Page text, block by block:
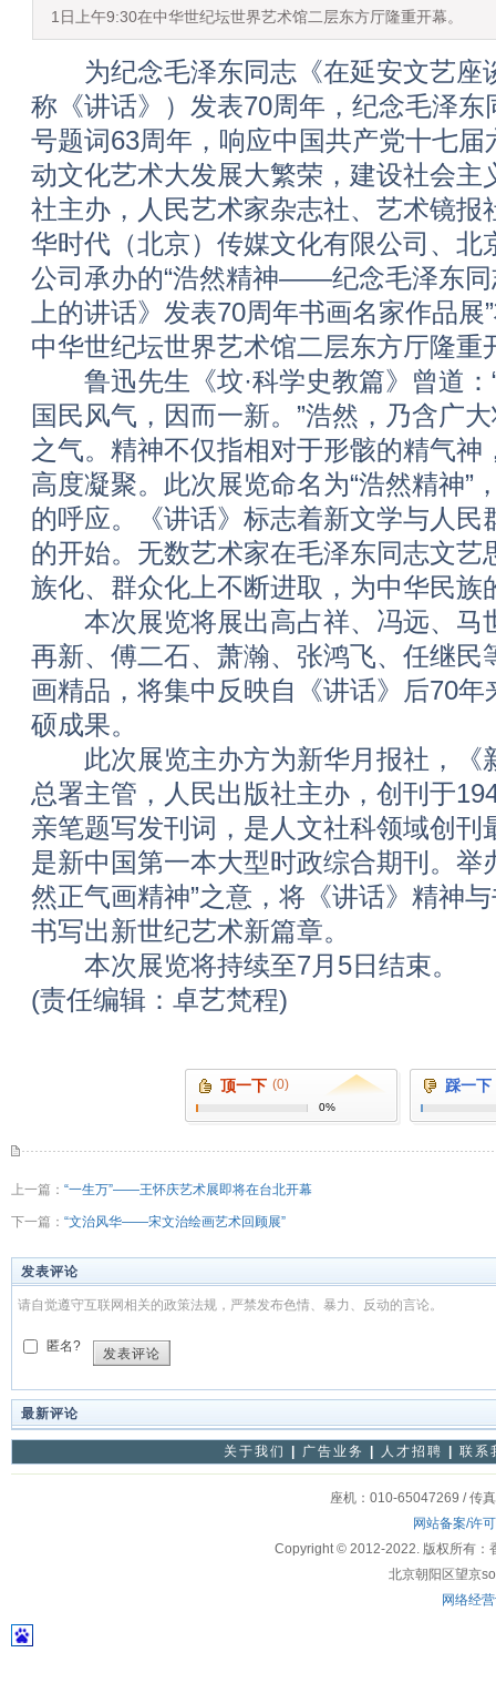
1日上午9:30在中华世纪坛世界艺术馆二层东方厅隆重开幕。
为纪念毛泽东同志《在延安文艺座
称《讲话》）发表70周年，纪念毛泽
号题词63周年，响应中国共产党十七
动文化艺术大发展大繁荣，建设社会主
社主办，人民艺术家杂志社、艺术镜报
华时代（北京）传媒文化有限公司、北
公司承办的“浩然精神——纪念毛泽东
上的讲话》发表70周年书画名家作品
中华世纪坛世界艺术馆二层东方厅隆重
鲁迅先生《坟·科学史教篇》曾道：
国民风气，因而一新。”浩然，乃含广
之气。精神不仅指相对于形骸的精气神
高度凝聚。此次展览命名为“浩然精神”
的呼应。《讲话》标志着新文学与人民
的开始。无数艺术家在毛泽东同志文艺
族化、群众化上不断进取，为中华民族
本次展览将展出高占祥、冯远、马
再新、傅二石、萧瀚、张鸿飞、任继民
画精品，将集中反映自《讲话》后70
硕成果。
此次展览主办方为新华月报社，《
总署主管，人民出版社主办，创刊于
亲笔题写发刊词，是人文社科领域创刊
是新中国第一本大型时政综合期刊。举
然正气画精神”之意，将《讲话》精神
书写出新世纪艺术新篇章。
本次展览将持续至7月5日结束。
(责任编辑：卓艺梵程)
顶一下 (0)
0%
踩一下
上一篇： “一生万”——王怀庆艺术展即将在台北开幕
下一篇： “文治风华——宋文治绘画艺术回顾展”
发表评论
请自觉遵守互联网相关的政策法规，严禁发布色情、暴力、反动的言论。
匿名?
发表评论
最新评论
关于我们 广告业务 人才招聘 联系
座机：010-65047269 / 传
网站备案/许
Copyright © 2012-2022. 版权所有：
北京朝阳区望京
网络经